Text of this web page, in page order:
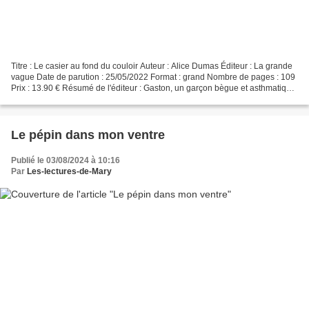
Titre : Le casier au fond du couloir Auteur : Alice Dumas Éditeur : La grande
vague Date de parution : 25/05/2022 Format : grand Nombre de pages : 109
Prix : 13.90 € Résumé de l'éditeur : Gaston, un garçon bègue et asthmatique,
Le pépin dans mon ventre
Publié le 03/08/2024 à 10:16
Par Les-lectures-de-Mary